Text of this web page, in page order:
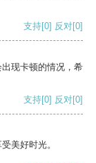
支持[0] 反对[0]
现卡顿的情况，希
支持[0] 反对[0]
美好时光。